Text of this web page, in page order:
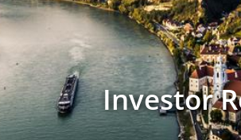
Investor